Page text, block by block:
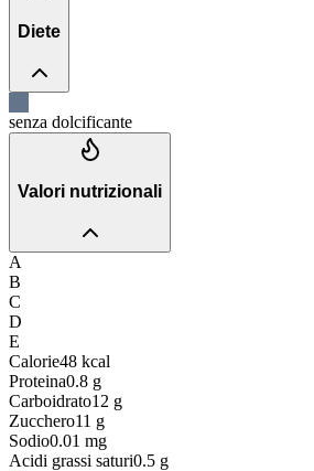
Diete
senza dolcificante
Valori nutrizionali
A
B
C
D
E
Calorie48 kcal
Proteina0.8 g
Carboidrato12 g
Zucchero11 g
Sodio0.01 mg
Acidi grassi saturi0.5 g